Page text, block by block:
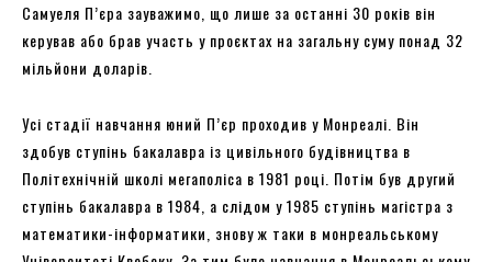
Самуеля П’єра зауважимо, що лише за останні 30 років він
керував або брав участь у проєктах на загальну суму понад 32
мільйони доларів.
Усі стадії навчання юний П’єр проходив у Монреалі. Він
здобув ступінь бакалавра із цивільного будівництва в
Політехнічній школі мегаполіса в 1981 році. Потім був другий
ступінь бакалавра в 1984, а слідом у 1985 ступінь магістра з
математики-інформатики, знову ж таки в монреальському